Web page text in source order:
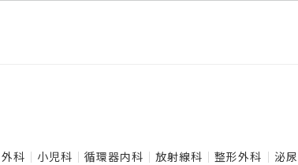
外科 小児科 循環器内科 放射線科 整形外科 泌尿器科